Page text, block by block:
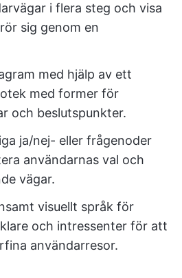
i flera steg och visa
sig genom en
med hjälp av ett
med former för
och beslutspunkter.
ja/nej- eller frågenoder
användarnas val och
vägar.
visuellt språk för
och intressenter för att
användarresor.